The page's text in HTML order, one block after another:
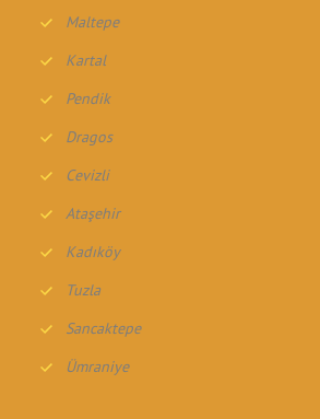
Maltepe
Kartal
Pendik
Dragos
Cevizli
Ataşehir
Kadıköy
Tuzla
Sancaktepe
Ümraniye